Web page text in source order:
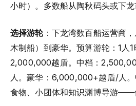
小时）。多数船从陶秋码头或下龙
选择游轮：下龙湾数百船运营商
木制船）到豪华。预算游轮：1人
2,000,000越盾。中档：
人。豪华：6,000,000+越盾/人
食物、小团体和知识渊博导游——